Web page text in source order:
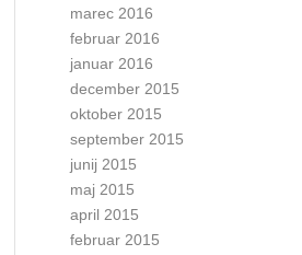
marec 2016
februar 2016
januar 2016
december 2015
oktober 2015
september 2015
junij 2015
maj 2015
april 2015
februar 2015